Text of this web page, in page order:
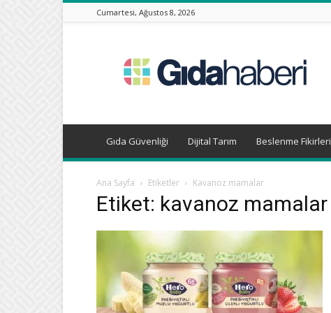
Cumartesi, Ağustos 8, 2026
Haberleri,
Beslenme
Gıda Güvenliği Dijital Tarım Beslenme Fikirleri
Ana Sayfa Etiketler Kavanoz mamalar
Etiket: kavanoz mamalar